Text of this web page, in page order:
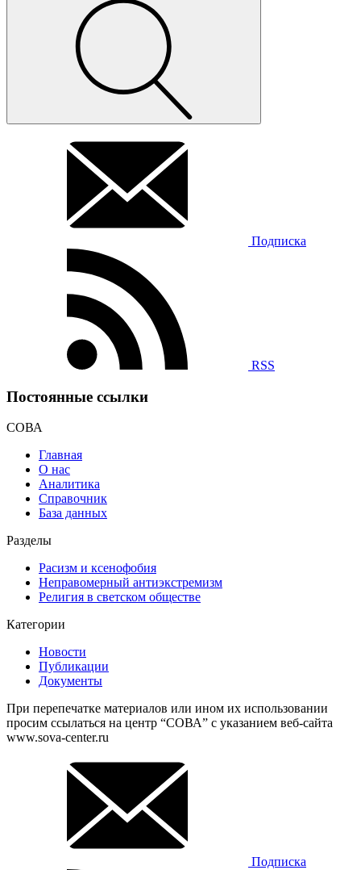
Подписка
RSS
Постоянные ссылки
СОВА
Главная
О нас
Аналитика
Справочник
База данных
Разделы
Расизм и ксенофобия
Неправомерный антиэкстремизм
Религия в светском обществе
Категории
Новости
Публикации
Документы
При перепечатке материалов или ином их использовании
просим ссылаться на центр “СОВА” с указанием веб-сайта
www.sova-center.ru
Подписка